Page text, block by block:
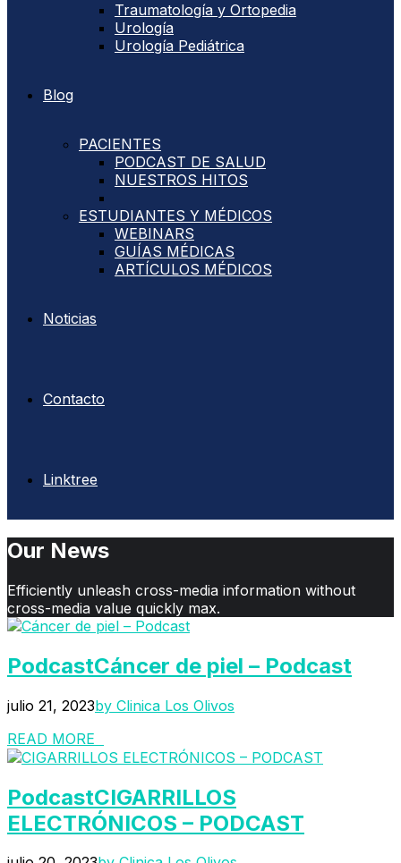
Traumatología y Ortopedia
Urología
Urología Pediátrica
Blog
PACIENTES
PODCAST DE SALUD
NUESTROS HITOS
ESTUDIANTES Y MÉDICOS
WEBINARS
GUÍAS MÉDICAS
ARTÍCULOS MÉDICOS
Noticias
Contacto
Linktree
Our News
Efficiently unleash cross-media information without
cross-media value quickly max.
PodcastCáncer de piel – Podcast
julio 21, 2023by Clinica Los Olivos
READ MORE
PodcastCIGARRILLOS
ELECTRÓNICOS – PODCAST